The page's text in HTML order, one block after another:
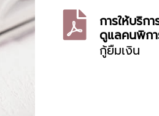
การให้บริก
ดูแลคนพิก
กู้ยืมเงิน